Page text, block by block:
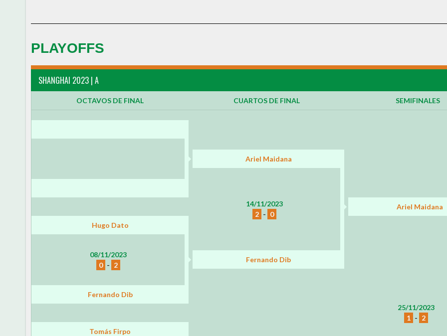
PLAYOFFS
SHANGHAI 2023 | A
OCTAVOS DE FINAL CUARTOS DE FINAL SEMIFINALES
Ariel Maidana
14/11/2023
2 - 0
Ariel Maidana
Hugo Dato
25/11/2023
1 - 2
08/11/2023
0 - 2
Fernando Dib
Fernando Dib
Tomás Firpo